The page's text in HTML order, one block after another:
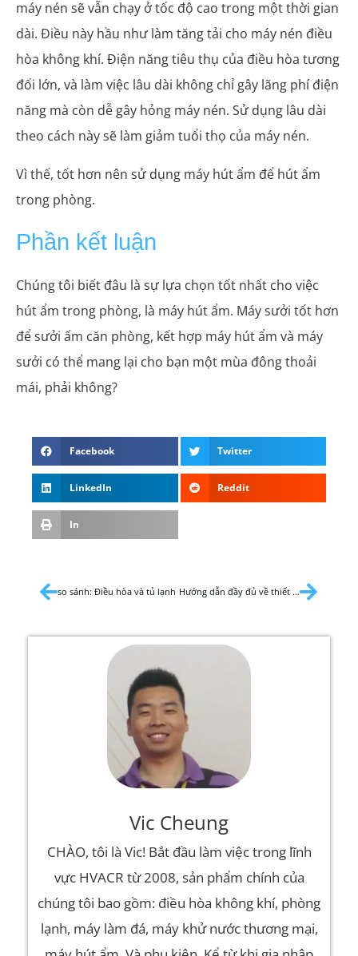
máy nén sẽ vẫn chạy ở tốc độ cao trong một thời gian
dài. Điều này hầu như làm tăng tải cho máy nén điều
hòa không khí. Điện năng tiêu thụ của điều hòa tương
đối lớn, và làm việc lâu dài không chỉ gây lãng phí điện
năng mà còn dễ gây hỏng máy nén. Sử dụng lâu dài
theo cách này sẽ làm giảm tuổi thọ của máy nén.
Vì thế, tốt hơn nên sử dụng máy hút ẩm để hút ẩm
trong phòng.
Phần kết luận
Chúng tôi biết đâu là sự lựa chọn tốt nhất cho việc
hút ẩm trong phòng, là máy hút ẩm. Máy sưởi tốt hơn
để sưởi ấm căn phòng, kết hợp máy hút ẩm và máy
sưởi có thể mang lại cho bạn một mùa đông thoải
mái, phải không?
Facebook Twitter
LinkedIn Reddit
In
so sánh: Điều hòa và tủ lạnh Hướng dẫn đầy đủ về thiết bị ngưng tụ phòng lạnh
Vic Cheung
CHÀO, tôi là Vic! Bắt đầu làm việc trong lĩnh
vực HVACR từ 2008, sản phẩm chính của
chúng tôi bao gồm: điều hòa không khí, phòng
lạnh, máy làm đá, máy khử nước thương mại,